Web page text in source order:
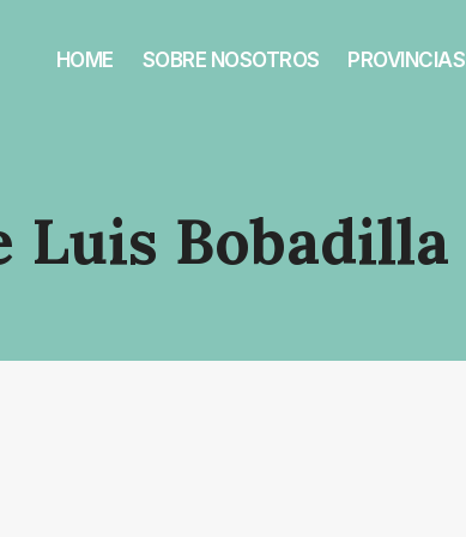
HOME SOBRE NOSOTROS PROVINCIAS
Luis Bobadilla